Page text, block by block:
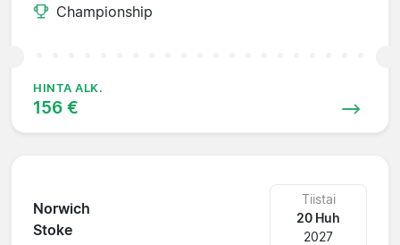
Championship
HINTA ALK.
156 €
Norwich
Stoke
Tiistai
20 Huh
2027